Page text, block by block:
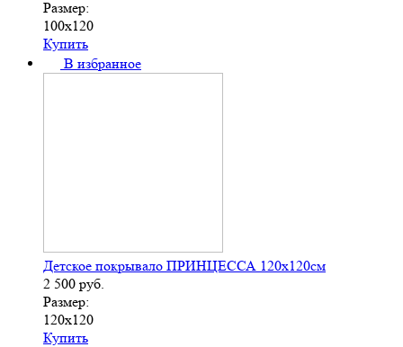
Размер:
100х120
Купить
В избранное
Детское покрывало ПРИНЦЕССА 120х120см
2 500 руб.
Размер:
120х120
Купить